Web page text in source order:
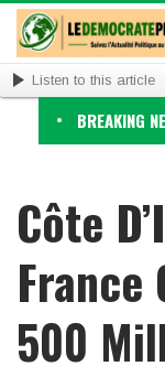
Listen to this article
BREAKING
Côte
France
500